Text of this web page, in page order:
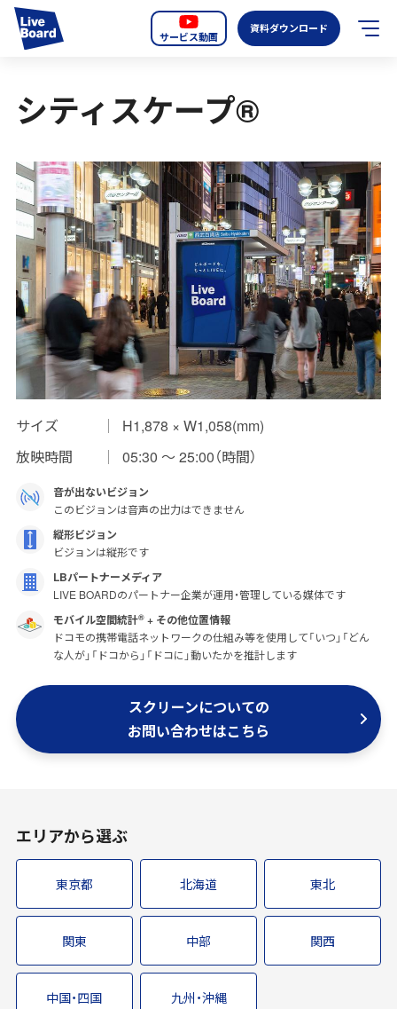
サービス動画
資料ダウンロード
サービス紹介
LIVE BOARDの新しいOOH
選ばれる理由
導入事例
全国のスクリーン
お知らせ
オーディエンスデータの階層
インプレッションデータの算出方法
お問い合わせ
よくあるご質問
掲載までの流れ
シティスケープ®
サイズ
H1,878 × W1,058(mm)
放映時間
05:30 〜 25:00（時間）
音が出ないビジョン
このビジョンは音声の出力はできません
縦形ビジョン
ビジョンは縦形です
LBパートナーメディア
LIVE BOARDのパートナー企業が運用・管理している媒体です
モバイル空間統計®+ その他位置情報
ドコモの携帯電話ネットワークの仕組み等を使用して「いつ」「どん
な人が」「ドコから」「ドコに」動いたかを推計します
スクリーンについての
お問い合わせはこちら
エリアから選ぶ
東京都 北海道 東北
関東 中部 関西
中国・四国 九州・沖縄